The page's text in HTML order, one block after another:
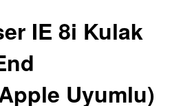
IE 8i Kulak
Uyumlu)